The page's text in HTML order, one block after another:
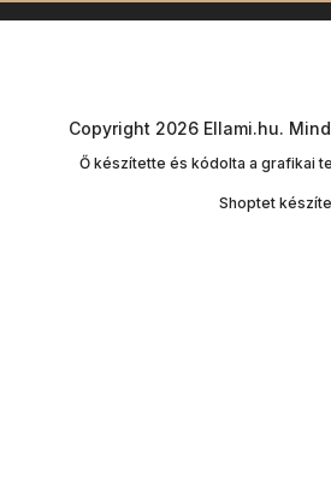
Shoptet
Copyright 2026 Ellami.hu.
Ő készítette és kódolta a grafikai